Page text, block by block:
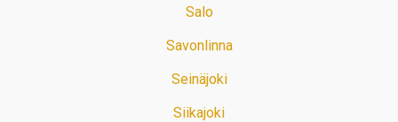
Salo
Savonlinna
Seinäjoki
Siikajoki